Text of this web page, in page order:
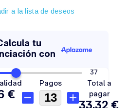
a la lista de deseos